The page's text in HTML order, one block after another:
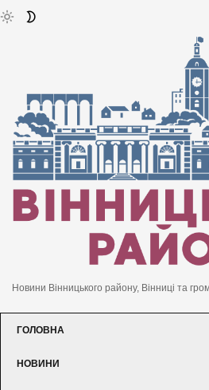
Новини Вінницького району, Вінниці та
ГОЛОВНА
НОВИНИ